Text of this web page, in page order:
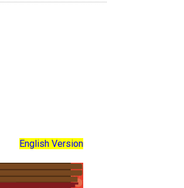
English Version